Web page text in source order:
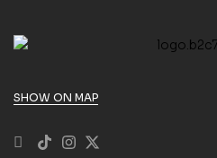
SHOW ON MAP